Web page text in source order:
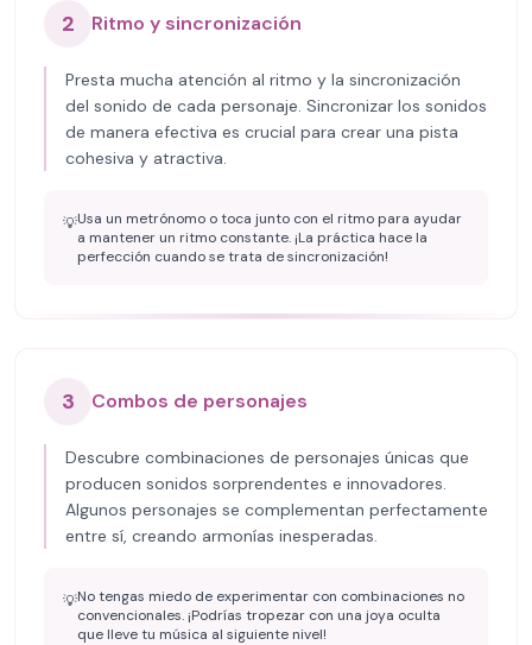
2 Ritmo y sincronización
Presta mucha atención al ritmo y la sincronización
del sonido de cada personaje. Sincronizar los sonidos
de manera efectiva es crucial para crear una pista
cohesiva y atractiva.
💡Usa un metrónomo o toca junto con el ritmo para ayudar
a mantener un ritmo constante. ¡La práctica hace la
perfección cuando se trata de sincronización!
3 Combos de personajes
Descubre combinaciones de personajes únicas que
producen sonidos sorprendentes e innovadores.
Algunos personajes se complementan perfectamente
entre sí, creando armonías inesperadas.
💡No tengas miedo de experimentar con combinaciones no
convencionales. ¡Podrías tropezar con una joya oculta
que lleve tu música al siguiente nivel!